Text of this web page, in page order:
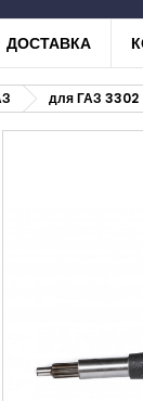
ДОСТАВКА
для ГАЗ 3302